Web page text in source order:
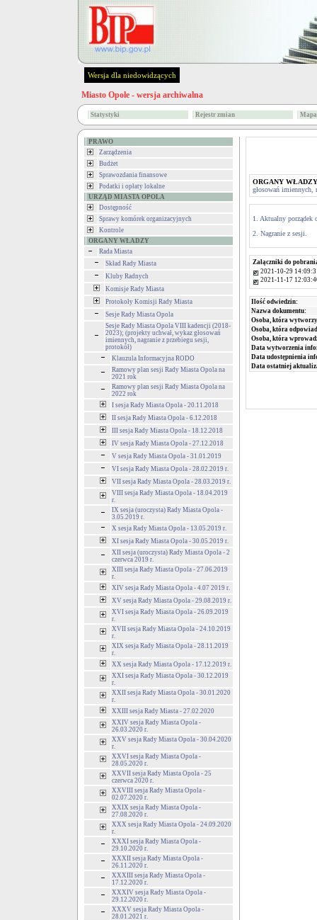
Wersja dla niedowidzących
Miasto Opole - wersja archiwalna
Statystyki Rejestr zmian
PRAWO
Zarządzenia
Budżet
Sprawozdania finansowe
Podatki i opłaty lokalne
URZĄD MIASTA OPOLA
Dostępność
Sprawy komórek organizacyjnych
Kontrole
ORGANY WŁADZY
Rada Miasta
Skład Rady Miasta
Kluby Radnych
Komisje Rady Miasta
Protokoły Komisji Rady Miasta
Sesje Rady Miasta Opola
Sesje Rady Miasta Opola VIII kadencji (2018-
2023); (projekty uchwał, wykaz głosowań
imiennych, nagranie z przebiegu sesji,
protokół)
Klauzula Informacyjna RODO
Ramowy plan sesji Rady Miasta Opola na
2021 rok
Ramowy plan sesji Rady Miasta Opola na
2022 rok
I sesja Rady Miasta Opola - 20.11.2018
II sesja Rady Miasta Opola - 6.12.2018
III sesja Rady Miasta Opola - 18.12.2018
IV sesja Rady Miasta Opola - 27.12.2018
V sesja Rady Miasta Opola - 31.01.2019
VI sesja Rady Miasta Opola - 28.02.2019 r.
VII sesja Rady Miasta Opola - 28.03.2019 r.
VIII sesja Rady Miasta Opola - 18.04.2019
r.
IX sesja (uroczysta) Rady Miasta Opola -
3.05.2019 r.
X sesja Rady Miasta Opola - 13.05.2019 r.
XI sesja Rady Miasta Opola - 30.05.2019 r.
XII sesja (uroczysta) Rady Miasta Opola - 2
czerwca 2019 r.
XIII sesja Rady Miasta Opola - 27.06.2019
r.
XIV sesja Rady Miasta Opola - 4.07 2019 r.
XV sesja Rady Miasta Opola - 29.08.2019 r.
XVI sesja Rady Miasta Opola - 26.09.2019
r.
XVII sesja Rady Miasta Opola - 24.10.2019
r.
XIX sesja Rady Miasta Opola - 28.11.2019
r.
XX sesja Rady Miasta Opola - 17.12.2019 r.
XXI sesja Rady Miasta Opola - 30.12.2019
r.
XXII sesja Rady Miasta Opola - 30.01.2020
r.
XXIII sesja Rady Miasta - 27.02.2020
XXIV sesja Rady Miasta Opola -
26.03.2020 r.
XXV sesja Rady Miasta Opola - 30.04.2020
r.
XXVI sesja Rady Miasta Opola -
28.05.2020 r.
XXVII sesja Rady Miasta Opola - 25
czerwca 2020 r.
XXVIII sesja Rady Miasta Opola -
02.07.2020 r.
XXIX sesja Rady Miasta Opola -
27.08.2020 r.
XXX sesja Rady Miasta Opola - 24.09.2020
r.
XXXI sesja Rady Miasta Opola -
29.10.2020 r.
XXXII sesja Rady Miasta Opola -
26.11.2020 r.
XXXIII sesja Rady Miasta Opola -
17.12.2020 r.
XXXIV sesja Rady Miasta Opola -
29.12.2020 r.
XXXV sesja Rady Miasta Opola -
28.01.2021 r.
ORGANY WŁADZY
głosowań imiennych,
1. Aktualny porządek
2. Nagranie z sesji.
Załączniki do
2021-10-29
2021-11-17
Ilość odwiedzin:
Nazwa dokumentu:
Osoba, która
Osoba, która
Osoba, która
Data wytworzenia
Data udostępnienia
Data ostatniej